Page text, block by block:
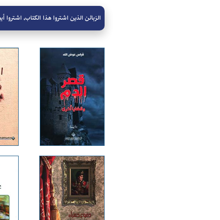
الزبائن الذين اشتروا هذا الكتاب، اشتروا